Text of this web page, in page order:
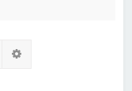
Rechercher